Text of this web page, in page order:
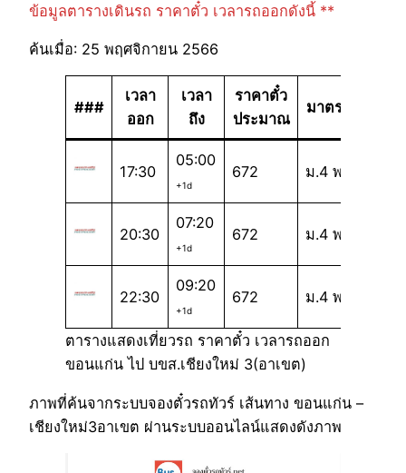
ข้อมูลตารางเดินรถ ราคาตั๋ว เวลารถออกดังนี้ **
ค้นเมื่อ: 25 พฤศจิกายน 2566
###
เวลา
ออก
เวลา
ถึง
ราคาตั๋ว
ประมาณ
มาตรฐาน
17:30
05:00
+1d
672 ม.4 พ
20:30
07:20
+1d
672 ม.4 พ
22:30
09:20
+1d
672 ม.4 พ
ตารางแสดงเที่ยวรถ ราคาตั๋ว เวลารถออก
ขอนแก่น ไป บขส.เชียงใหม่ 3(อาเขต)
ภาพที่ค้นจากระบบจองตั๋วรถทัวร์ เส้นทาง ขอนแก่น –
เชียงใหม่3อาเขต ผ่านระบบออนไลน์แสดงดังภาพ